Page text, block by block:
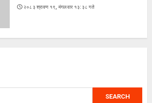
२०८३ श्रावण १९, मंगलवार १३:३८ गते
SEARCH
मधेश प्रदेशका ११ क्याम्पसमा परीक्षा स्थगित